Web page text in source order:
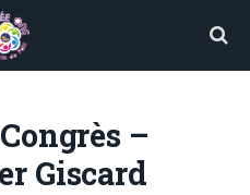
–
Giscard